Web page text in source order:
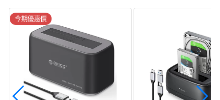
今期優惠價